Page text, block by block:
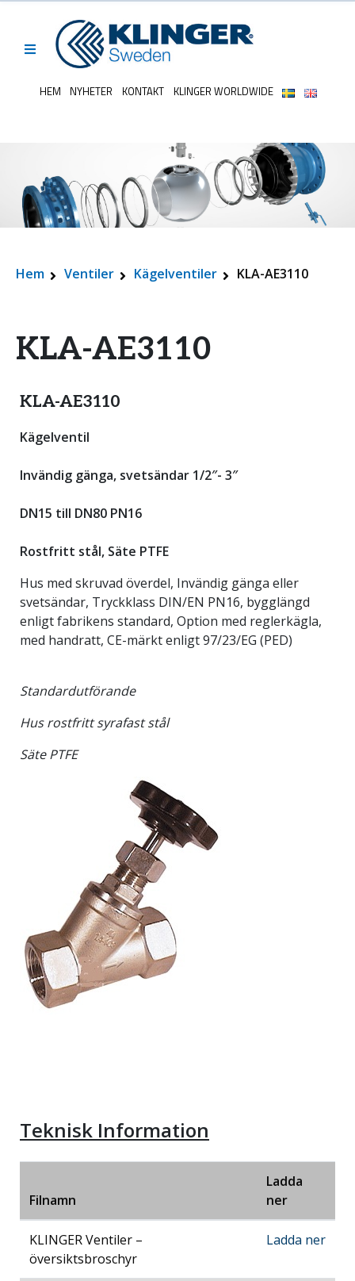
HEM NYHETER KONTAKT KLINGER WORLDWIDE
Hem Ventiler Kägelventiler KLA-AE3110
KLA-AE3110
KLA-AE3110
Kägelventil
Invändig gänga, svetsändar 1/2″- 3″
DN15 till DN80 PN16
Rostfritt stål, Säte PTFE
Hus med skruvad överdel, Invändig gänga eller
svetsändar, Tryckklass DIN/EN PN16, bygglängd
enligt fabrikens standard, Option med reglerkägla,
med handratt, CE-märkt enligt 97/23/EG (PED)
Standardutförande
Hus rostfritt syrafast stål
Säte PTFE
Teknisk Information
Filnamn
Ladda
ner
KLINGER Ventiler –
översiktsbroschyr
Ladda ner